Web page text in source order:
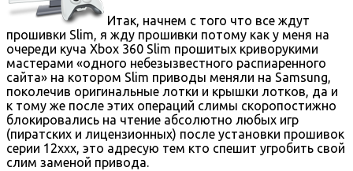
Итак, начнем с того что все ждут
прошивки Slim, я жду прошивки потому как у меня на
очереди куча Xbox 360 Slim прошитых криворукими
мастерами «одного небезызвестного распиаренного
сайта» на котором Slim приводы меняли на Samsung,
поколечив оригинальные лотки и крышки лотков, да и
к тому же после этих операций слимы скоропостижно
блокировались на чтение абсолютно любых игр
(пиратских и лицензионных) после установки прошивок
серии 12ххх, это адресую тем кто спешит угробить свой
слим заменой привода.